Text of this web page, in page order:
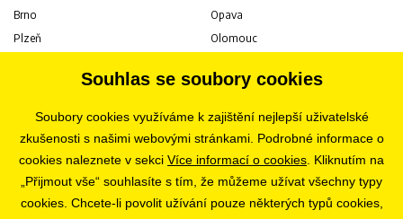
Brno
Plzeň
Ostrava
Opava
Olomouc
Pardubice
Liberec
Bratislava
KARIÉRA
Souhlas se soubory cookies
Soubory cookies využíváme k zajištění nejlepší uživatelské
zkušenosti s našimi webovými stránkami. Podrobné informace o
cookies naleznete v sekci Více informací o cookies . Kliknutím na
„Přijmout vše“ souhlasíte s tím, že můžeme užívat všechny typy
cookies. Chcete-li povolit užívání pouze některých typů cookies,